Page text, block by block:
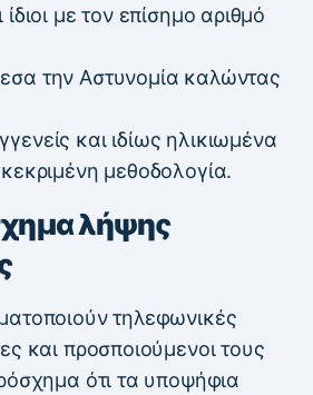
με τον επίσημο αριθμό
την Αστυνομία καλώντας
και ιδίως ηλικιωμένα
μεθοδολογία.
λήψης
τηλεφωνικές
και προσποιούμενοι τους
ότι τα υποψήφια